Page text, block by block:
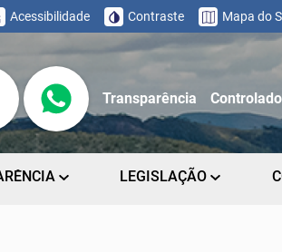
Acessibilidade Contraste Mapa do
Transparência
LEGISLAÇÃO